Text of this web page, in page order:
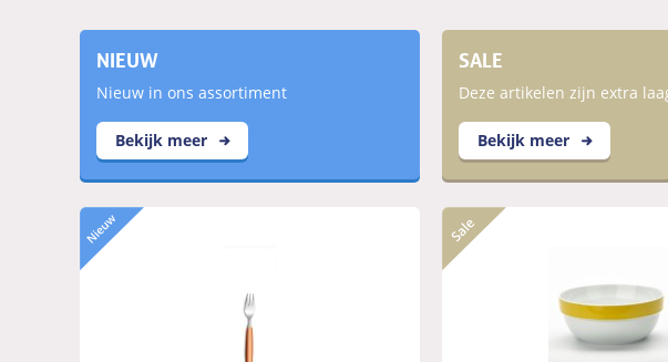
NIEUW
Nieuw in ons assortiment
Bekijk meer
SALE
Deze artikelen zijn extra
Bekijk meer